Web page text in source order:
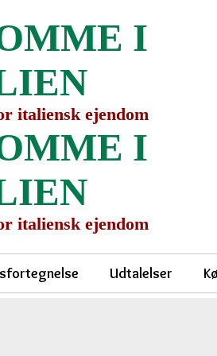
I
italiensk ejendom
I
italiensk ejendom
Udtalelser